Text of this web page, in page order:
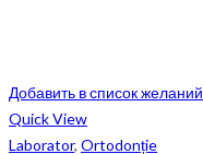
Добавить в список желаний
Quick View
Laborator, Ortodonție